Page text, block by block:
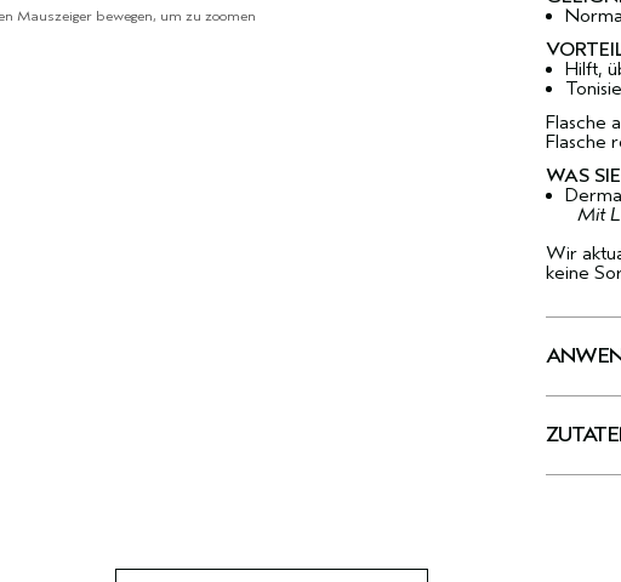
Mauszeiger bewegen, um zu zoomen
Hilft,
Flasche
Flasche
WAS
Mit
Wir
keine